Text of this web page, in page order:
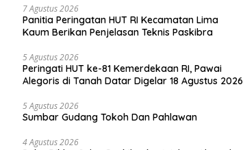
7 Agustus 2026
Panitia Peringatan HUT RI Kecamatan Lima
Kaum Berikan Penjelasan Teknis Paskibra
5 Agustus 2026
Peringati HUT ke-81 Kemerdekaan RI, Pawai
Alegoris di Tanah Datar Digelar 18 Agustus 2026
5 Agustus 2026
Sumbar Gudang Tokoh Dan Pahlawan
4 Agustus 2026